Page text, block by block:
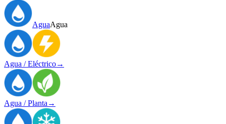
AguaAgua
Agua / Eléctrico→
Agua / Planta →